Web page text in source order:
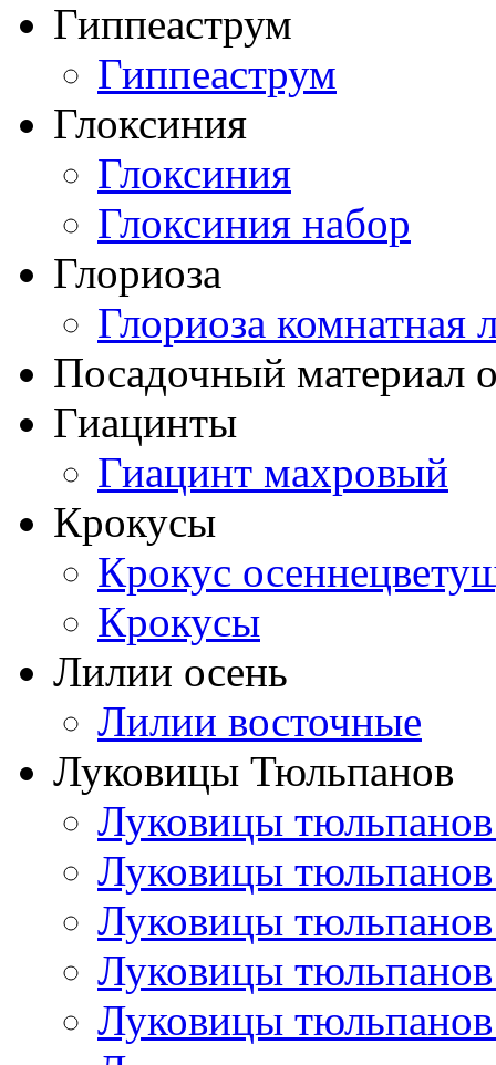
Гиппеаструм
Гиппеаструм
Глоксиния
Глоксиния
Глоксиния набор
Глориоза
Глориоза комнатная
Посадочный материал
Гиацинты
Гиацинт махровый
Крокусы
Крокус
Крокусы
Лилии осень
Лилии восточные
Луковицы Тюльпанов
Луковицы
Луковицы
Луковицы
Луковицы
Луковицы